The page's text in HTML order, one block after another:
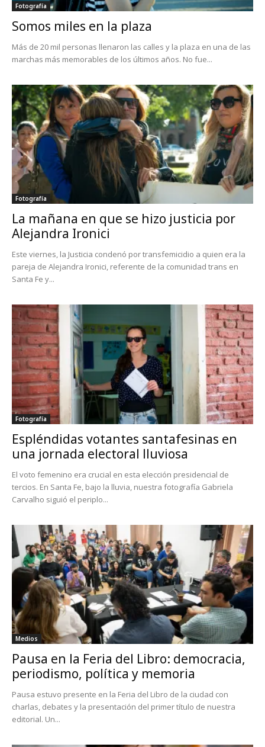
Fotografía
Somos miles en la plaza
Más de 20 mil personas llenaron las calles y la plaza en una de las
marchas más memorables de los últimos años. No fue...
Fotografía
La mañana en que se hizo justicia por
Alejandra Ironici
Este viernes, la Justicia condenó por transfemicidio a quien era la
pareja de Alejandra Ironici, referente de la comunidad trans en
Santa Fe y...
Fotografía
Espléndidas votantes santafesinas en
una jornada electoral lluviosa
El voto femenino era crucial en esta elección presidencial de
tercios. En Santa Fe, bajo la lluvia, nuestra fotografía Gabriela
Carvalho siguió el periplo...
Medios
Pausa en la Feria del Libro: democracia,
periodismo, política y memoria
Pausa estuvo presente en la Feria del Libro de la ciudad con
charlas, debates y la presentación del primer título de nuestra
editorial. Un...